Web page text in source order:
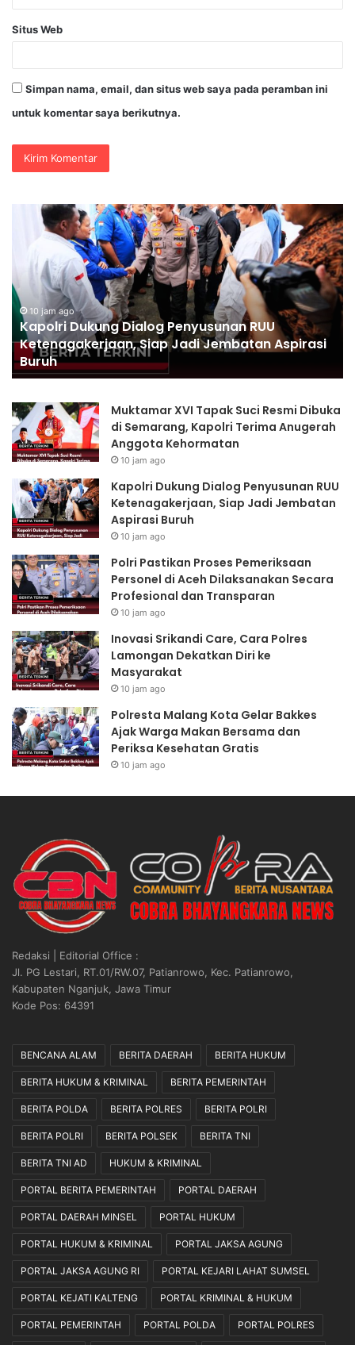
Situs Web
Simpan nama, email, dan situs web saya pada peramban ini
untuk komentar saya berikutnya.
RUU
Aspirasi
Polri
Pastikan
Proses
Pemeriksaan
Personel
di
Aceh
Dilaksanakan
Secara
Profesional
dan
10 jam ago
Polri Pastikan Proses
Aceh Dilaksanakan Secara
Transparan
Muktamar XVI Tapak Suci Resmi Dibuka
di Semarang, Kapolri Terima Anugerah
Anggota Kehormatan
10 jam ago
Kapolri Dukung Dialog Penyusunan RUU
Ketenagakerjaan, Siap Jadi Jembatan
Aspirasi Buruh
10 jam ago
Polri Pastikan Proses Pemeriksaan
Personel di Aceh Dilaksanakan Secara
Profesional dan Transparan
10 jam ago
Inovasi Srikandi Care, Cara Polres
Lamongan Dekatkan Diri ke
Masyarakat
10 jam ago
Polresta Malang Kota Gelar Bakkes
Ajak Warga Makan Bersama dan
Periksa Kesehatan Gratis
10 jam ago
Redaksi | Editorial Office :
Jl. PG Lestari, RT.01/RW.07, Patianrowo, Kec. Patianrowo,
Kabupaten Nganjuk, Jawa Timur
Kode Pos: 64391
BENCANA ALAM BERITA DAERAH BERITA HUKUM
BERITA HUKUM & KRIMINAL BERITA PEMERINTAH
BERITA POLDA BERITA POLRES BERITA POLRI
BERITA POLRI BERITA POLSEK BERITA TNI
BERITA TNI AD HUKUM & KRIMINAL
PORTAL BERITA PEMERINTAH PORTAL DAERAH
PORTAL DAERAH MINSEL PORTAL HUKUM
PORTAL HUKUM & KRIMINAL PORTAL JAKSA AGUNG
PORTAL JAKSA AGUNG RI PORTAL KEJARI LAHAT SUMSEL
PORTAL KEJATI KALTENG PORTAL KRIMINAL & HUKUM
PORTAL PEMERINTAH PORTAL POLDA PORTAL POLRES